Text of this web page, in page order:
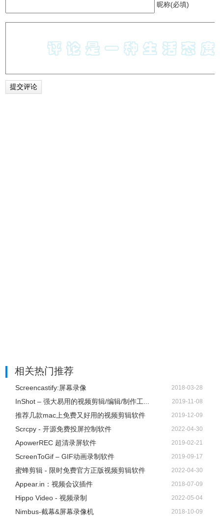
昵称(必填)
相关热门推荐
Screencastify:屏幕录像 2018-03-28
InShot – 强大易用的视频剪辑/编辑/制作工... 2019-11-08
推荐几款mac上免费又好用的视频剪辑软件 2019-12-09
Scrcpy - 开源免费投屏控制软件 2022-04-30
ApowerREC 超清录屏软件 2019-02-21
ScreenToGif – GIF动画录制软件 2019-09-17
蜜蜂剪辑 - 限时免费官方正版视频剪辑软件 2022-04-30
Appear.in：视频会议插件 2018-07-09
Hippo Video - 视频录制 2022-05-04
Nimbus-截幕&屏幕录像机 2018-10-09